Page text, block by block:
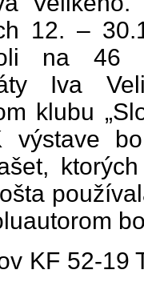
12. –
na 46
Iva
klubu
KF 52-19